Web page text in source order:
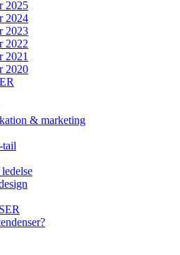
2025
2024
2023
2022
2021
2020
& marketing
tail